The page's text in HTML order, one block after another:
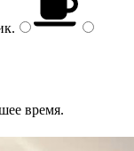
.
время.